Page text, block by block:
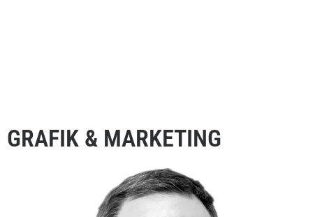
GRAFIK & MARKETING